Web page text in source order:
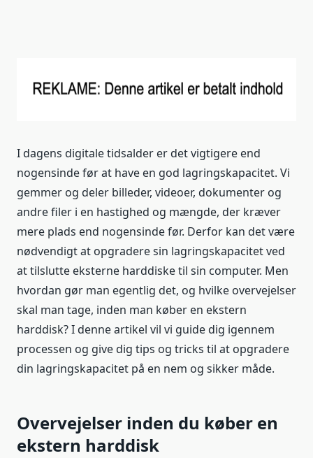
I dagens digitale tidsalder er det vigtigere end
nogensinde før at have en god lagringskapacitet. Vi
gemmer og deler billeder, videoer, dokumenter og
andre filer i en hastighed og mængde, der kræver
mere plads end nogensinde før. Derfor kan det være
nødvendigt at opgradere sin lagringskapacitet ved
at tilslutte eksterne harddiske til sin computer. Men
hvordan gør man egentlig det, og hvilke overvejelser
skal man tage, inden man køber en ekstern
harddisk? I denne artikel vil vi guide dig igennem
processen og give dig tips og tricks til at opgradere
din lagringskapacitet på en nem og sikker måde.
Overvejelser inden du køber en
ekstern harddisk